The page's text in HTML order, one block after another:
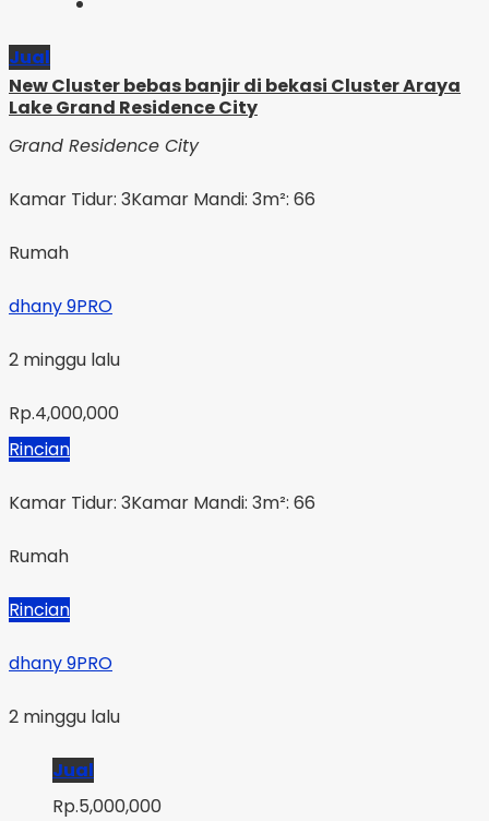
Jual
New Cluster bebas banjir di bekasi Cluster Araya
Lake Grand Residence City
Grand Residence City
Kamar Tidur: 3Kamar Mandi: 3m²: 66
Rumah
dhany 9PRO
2 minggu lalu
Rp.4,000,000
Rincian
Kamar Tidur: 3Kamar Mandi: 3m²: 66
Rumah
Rincian
dhany 9PRO
2 minggu lalu
Jual
Rp.5,000,000